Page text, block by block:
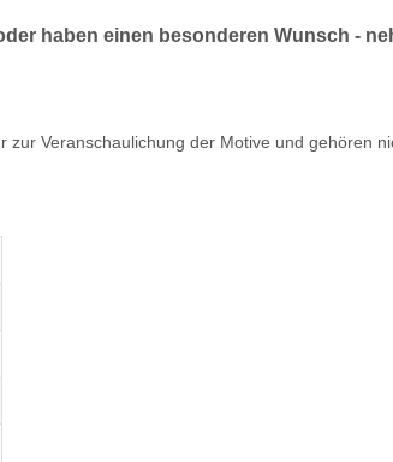
haben einen besonderen Wunsch -
zur Veranschaulichung der Motive und gehören